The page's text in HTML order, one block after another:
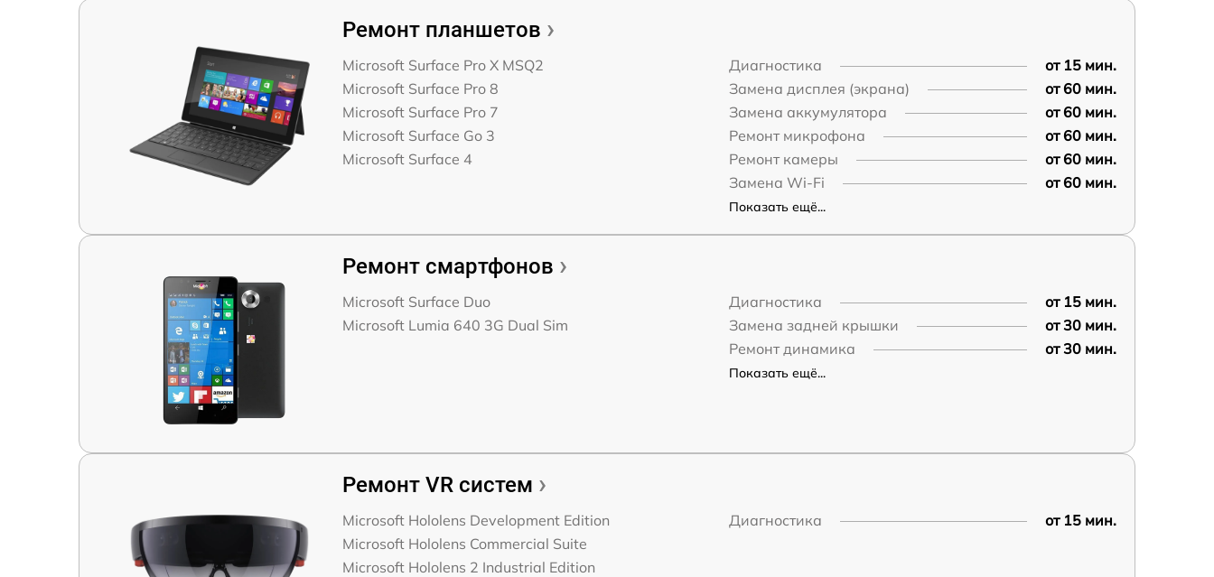
Ремонт планшетов
Microsoft Surface Pro X MSQ2
Microsoft Surface Pro 8
Microsoft Surface Pro 7
Microsoft Surface Go 3
Microsoft Surface 4
Диагностика
от 15 мин.
Замена дисплея (экрана)
от 60 мин.
Замена аккумулятора
от 60 мин.
Ремонт микрофона
от 60 мин.
Ремонт камеры
от 60 мин.
Замена Wi-Fi
от 60 мин.
Показать ещё...
Ремонт смартфонов
Microsoft Surface Duo
Microsoft Lumia 640 3G Dual Sim
Диагностика
от 15 мин.
Замена задней крышки
от 30 мин.
Ремонт динамика
от 30 мин.
Показать ещё...
Ремонт VR систем
Microsoft Hololens Development Edition
Microsoft Hololens Commercial Suite
Microsoft Hololens 2 Industrial Edition
Диагностика от 15 мин.